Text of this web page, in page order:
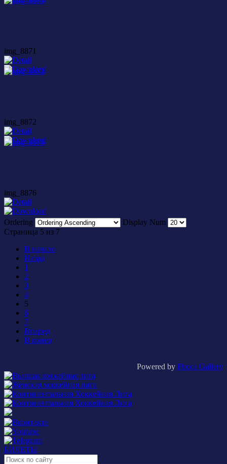
img_8871
img_8872
img_8876
Ordering
Display Num
Страница 5 из 7
В начало
Назад
1
2
3
4
5
6
7
Вперед
В конец
Powered by Phoca Gallery
БИЛЕТЫ